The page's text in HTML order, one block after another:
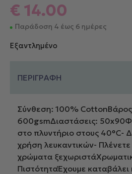
€ 14.00
Παράδοση 4 έως 6 ημέρες
Εξαντλημένο
ΠΕΡΙΓΡΑΦΗ
Σύνθεση: 100%
600gsmΔιαστάσεις:
στο πλυντήριο στους 40°C-
χρήση λευκαντικών-
χρώματα
ΠιστότηταΈχουμε